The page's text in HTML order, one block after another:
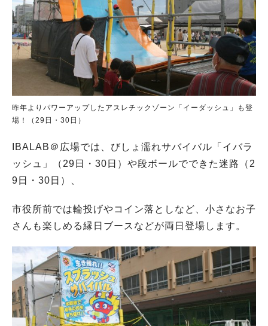
昨年よりパワーアップしたアスレチックゾーン「イーダッシュ」も登
場！（29日・30日）
IBALAB＠広場では、びしょ濡れサバイバル「イバラ
ッシュ」（29日・30日）や段ボールでできた迷路（2
9日・30日）、
市役所前では輪投げやコイン落としなど、小さなお子
さんも楽しめる縁日ブースなどが両日登場します。